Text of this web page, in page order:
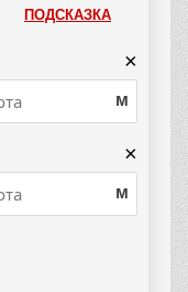
ПОДСКАЗКА
м
×
м
×